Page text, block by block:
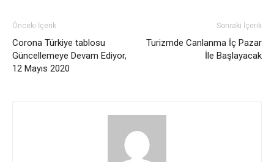
Önceki İçerik
Corona Türkiye tablosu
Güncellemeye Devam Ediyor,
12 Mayıs 2020
Sonraki İçerik
Turizmde Canlanma İç Pazar
İle Başlayacak